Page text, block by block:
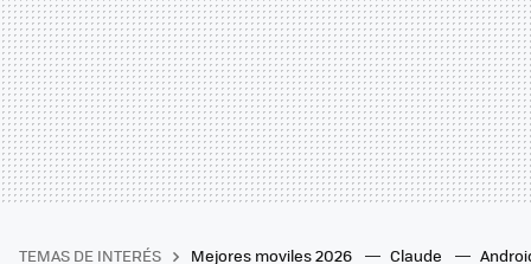
TEMAS DE INTERÉS Mejores moviles 2026 Claude